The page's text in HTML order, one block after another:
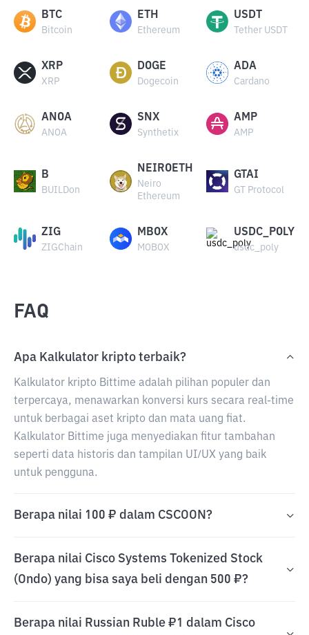
BTC
Bitcoin
ETH
Ethereum
USDT
Tether USDT
XRP
XRP
DOGE
Dogecoin
ADA
Cardano
ANOA
ANOA
SNX
Synthetix
AMP
AMP
B
BUILDon
NEIROETH
Neiro
Ethereum
GTAI
GT Protocol
ZIG
ZIGChain
MBOX
MOBOX
USDC_POLY
usdc_poly
FAQ
Apa Kalkulator kripto terbaik?
Kalkulator kripto Bittime adalah pilihan populer dan
terpercaya, menawarkan konversi kurs secara real-time
untuk berbagai aset kripto dan mata uang fiat.
Kalkulator Bittime juga menyediakan fitur tambahan
seperti data historis dan tampilan UI/UX yang baik
untuk pengguna.
Berapa nilai 100 ₽ dalam CSCOON?
Berapa nilai Cisco Systems Tokenized Stock
(Ondo) yang bisa saya beli dengan 500 ₽?
Berapa nilai Russian Ruble ₽1 dalam Cisco